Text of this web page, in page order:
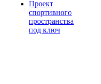
Проект
спортивного
пространства
под ключ